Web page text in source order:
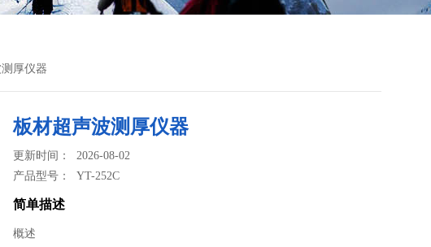
厚仪器
板材超声波测厚仪器
更新时间： 2026-08-02
产品型号：YT-252C
简单描述
概述